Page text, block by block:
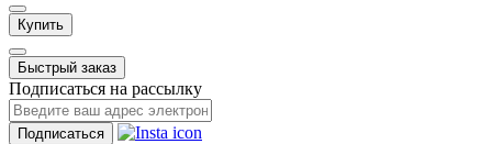
Купить
Быстрый заказ
Подписаться на рассылку
Подписаться